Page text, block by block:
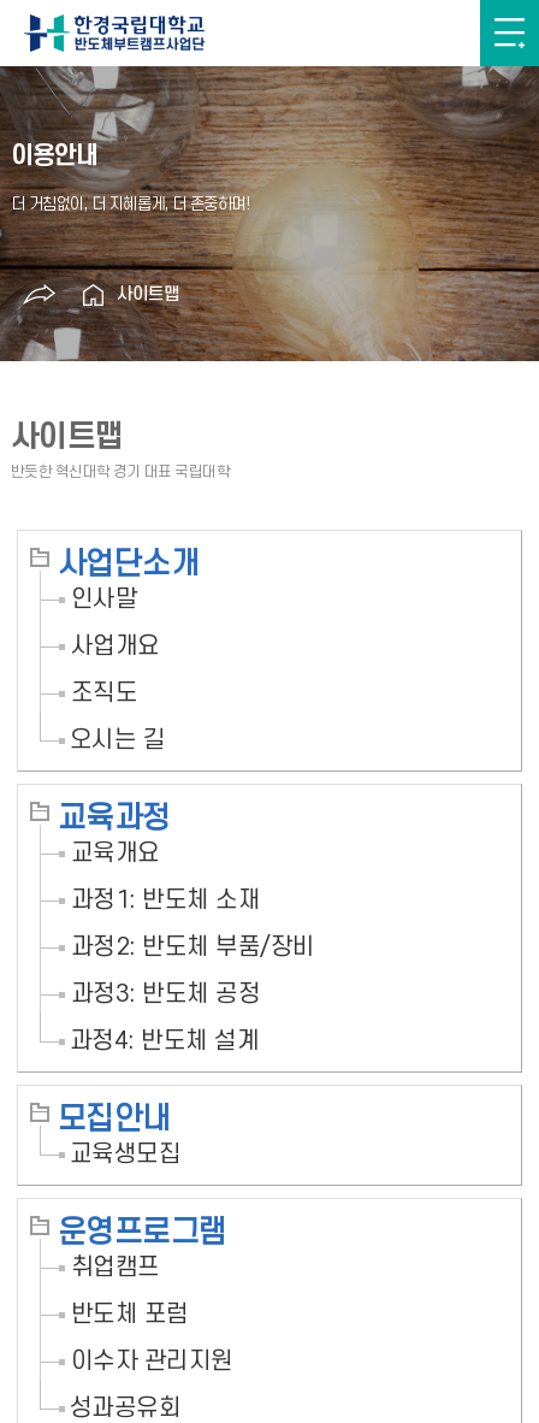
이용안내
사이트맵
사이트맵
사업단소개
인사말
사업개요
조직도
오시는 길
교육과정
교육개요
과정1: 반도체 소재
과정2: 반도체 부품/장비
과정3: 반도체 공정
과정4: 반도체 설계
모집안내
교육생모집
운영프로그램
취업캠프
반도체 포럼
이수자 관리지원
성과공유회